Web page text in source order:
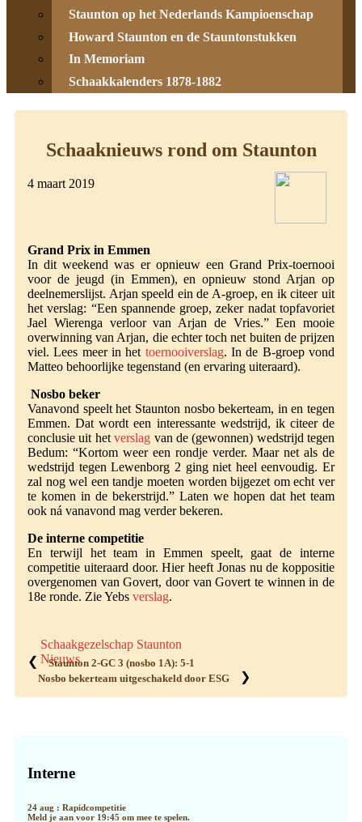
Staunton op het Nederlands Kampioenschap
Howard Staunton en de Stauntonstukken
In Memoriam
Schaakkalenders 1878-1882
Schaaknieuws rond om Staunton
4 maart 2019
Grand Prix in Emmen
In dit weekend was er opnieuw een Grand Prix-toernooi
voor de jeugd (in Emmen), en opnieuw stond Arjan op
deelnemerslijst. Arjan speeld ein de A-groep, en ik citeer uit
het verslag: “Een spannende groep, zeker nadat topfavoriet
Jael Wierenga verloor van Arjan de Vries.” Een mooie
overwinning van Arjan, die echter toch net buiten de prijzen
viel. Lees meer in het toernooiverslag. In de B-groep vond
Matteo behoorlijke tegenstand (en ervaring uiteraard).
Nosbo beker
Vanavond speelt het Staunton nosbo bekerteam, in en tegen
Emmen. Dat wordt een interessante wedstrijd, ik citeer de
conclusie uit hetverslag van de (gewonnen) wedstrijd tegen
Bedum: “Kortom weer een rondje verder. Maar net als de
wedstrijd tegen Lewenborg 2 ging niet heel eenvoudig. Er
zal nog wel een tandje moeten worden bijgezet om echt ver
te komen in de bekerstrijd.” Laten we hopen dat het team
ook ná vanavond mag verder bekeren.
De interne competitie
En terwijl het team in Emmen speelt, gaat de interne
competitie uiteraard door. Hier heeft Jonas nu de koppositie
overgenomen van Govert, door van Govert te winnen in de
18e ronde. Zie Yebs verslag.
Schaakgezelschap Staunton
Nieuws
❮
Staunton 2-GC 3 (nosbo 1A): 5-1
Nosbo bekerteam uitgeschakeld door ESG
❯
Sidebar
Interne
24 aug : Rapidcompetitie
Meld je aan voor 19:45 om mee te spelen.